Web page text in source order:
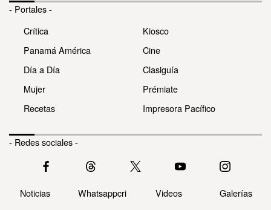
- Portales -
Crítica
Panamá América
Día a Día
Mujer
Recetas
Kiosco
Cine
Clasiguía
Prémiate
Impresora Pacífico
- Redes sociales -
Noticias Whatsappcri Videos Galerías